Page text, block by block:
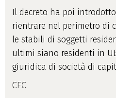
Il decreto ha poi
rientrare nel perimetro di
le stabili di soggetti
ultimi siano residenti in
giuridica di società di
CFC